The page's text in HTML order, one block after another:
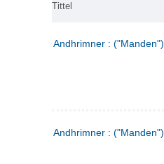
Tittel
Andhrimner : ("Manden")
Andhrimner : ("Manden")